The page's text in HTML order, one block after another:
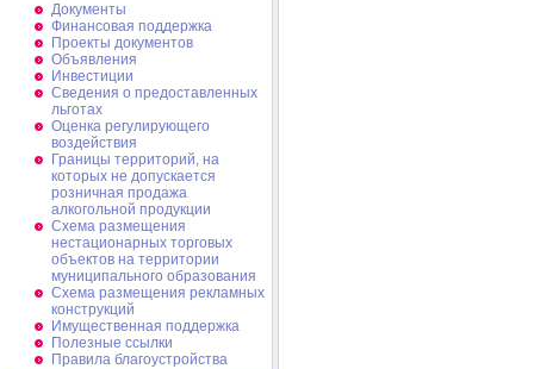
Документы
Финансовая поддержка
Проекты документов
Объявления
Инвестиции
Сведения о предоставленных
льготах
Оценка регулирующего
воздействия
Границы территорий, на
которых не допускается
розничная продажа
алкогольной продукции
Схема размещения
нестационарных торговых
объектов на территории
муниципального образования
Схема размещения рекламных
конструкций
Имущественная поддержка
Полезные ссылки
Правила благоустройства